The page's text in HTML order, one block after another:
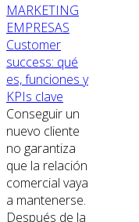
MARKETING
EMPRESAS
Customer
success: qué
es, funciones y
KPIs clave
Conseguir un
nuevo cliente
no garantiza
que la relación
comercial vaya
a mantenerse.
Después de la